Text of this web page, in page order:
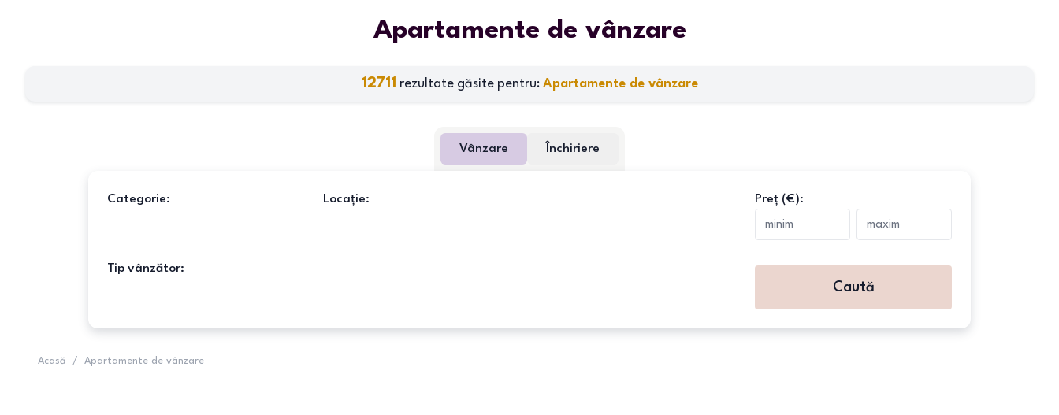
Apartamente de vânzare
12711 rezultate găsite pentru: Apartamente de vânzare
Vânzare Închiriere
Categorie: Locație: Preț (€):
Tip vânzător:
Caută
Acasă / Apartamente de vânzare